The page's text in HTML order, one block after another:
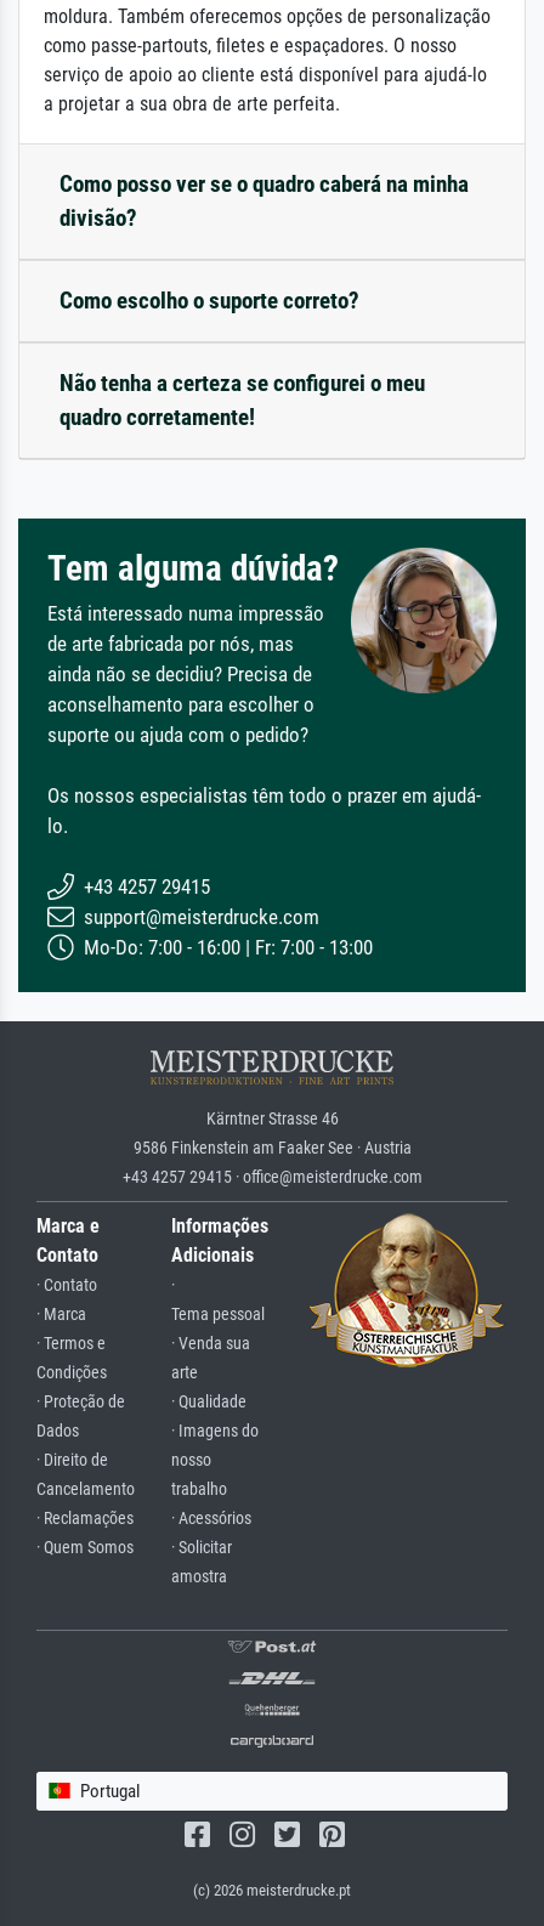
moldura. Também oferecemos opções de personalização
como passe-partouts, filetes e espaçadores. O nosso
serviço de apoio ao cliente está disponível para ajudá-lo
a projetar a sua obra de arte perfeita.
Como posso ver se o quadro caberá na minha
divisão?
Como escolho o suporte correto?
Não tenha a certeza se configurei o meu
quadro corretamente!
Tem alguma dúvida?
Está interessado numa impressão
de arte fabricada por nós, mas
ainda não se decidiu? Precisa de
aconselhamento para escolher o
suporte ou ajuda com o pedido?
Os nossos especialistas têm todo o prazer em ajudá-
lo.
+43 4257 29415
support@meisterdrucke.com
Mo-Do: 7:00 - 16:00 | Fr: 7:00 - 13:00
Kärntner Strasse 46
9586 Finkenstein am Faaker See · Austria
+43 4257 29415 · office@meisterdrucke.com
Marca e
Contato
· Contato
· Marca
· Termos e
Condições
· Proteção de
Dados
· Direito de
Cancelamento
· Reclamações
· Quem Somos
Informações
Adicionais
·
Tema pessoal
· Venda sua
arte
· Qualidade
· Imagens do
nosso
trabalho
· Acessórios
· Solicitar
amostra
Portugal
(c) 2026 meisterdrucke.pt